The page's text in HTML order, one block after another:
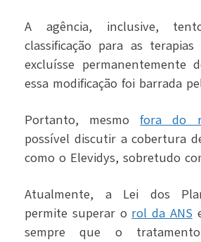
A agência, inclusive,
classificação para as
excluísse permanentemente
essa modificação foi barrada
Portanto, mesmofora do
possível discutir a cobertura
como o Elevidys, sobretudo
Atualmente, a Lei dos
permite superar o rol da ANS
sempre que o